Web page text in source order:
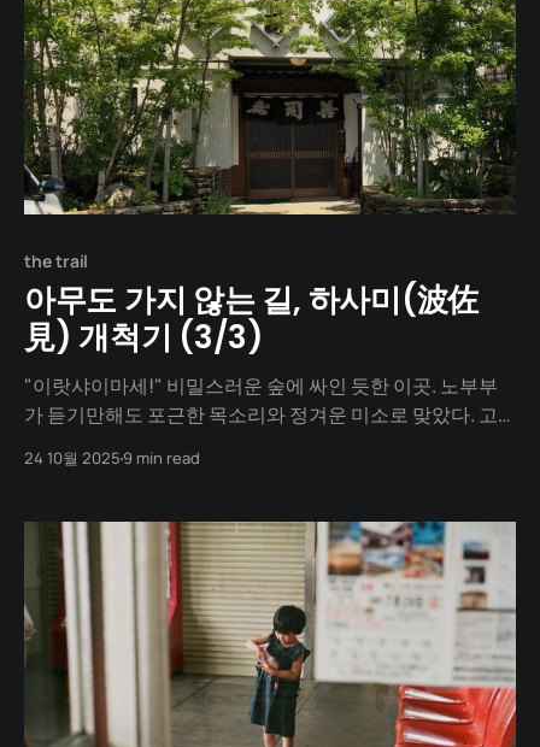
the trail
아무도 가지 않는 길, 하사미(波佐
見) 개척기 (3/3)
"이랏샤이마세!" 비밀스러운 숲에 싸인 듯한 이곳. 노부부
가 듣기만해도 포근한 목소리와 정겨운 미소로 맞았다. 고
완벽했다. 맛은 리뷰 그대로, 아니 그 이상이었다고 자신할
선하고 두툼한 숙성회, 그리고 오리지널의 품격이 느껴지는
나가사키
24 10월 20259 min read